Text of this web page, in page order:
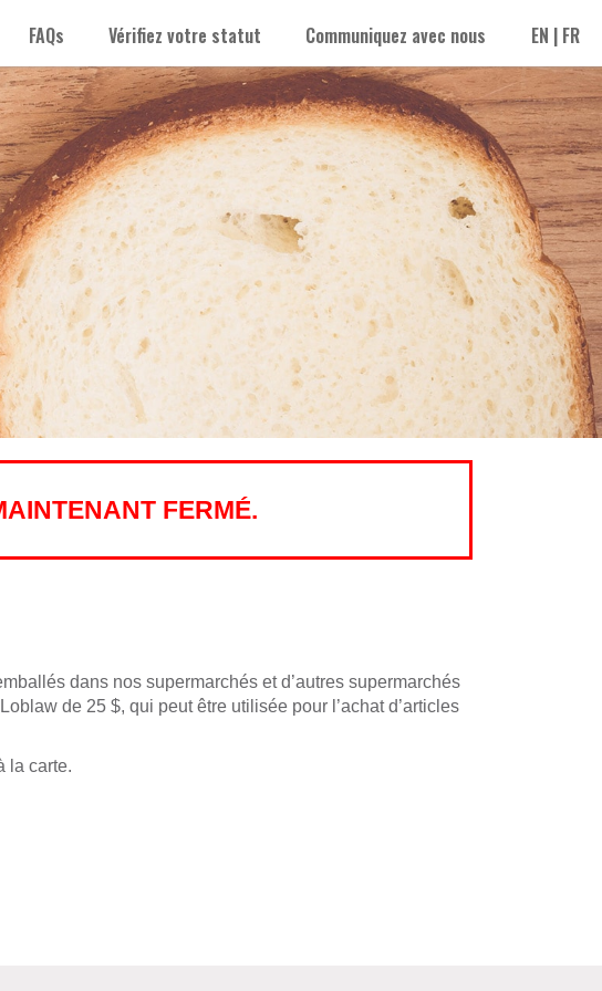
FAQs Vérifiez votre statut Communiquez avec nous EN | FR
FERMÉ.
dans nos supermarchés et d’autres supermarchés
de 25 $, qui peut être utilisée pour l’achat d’articles
la carte.